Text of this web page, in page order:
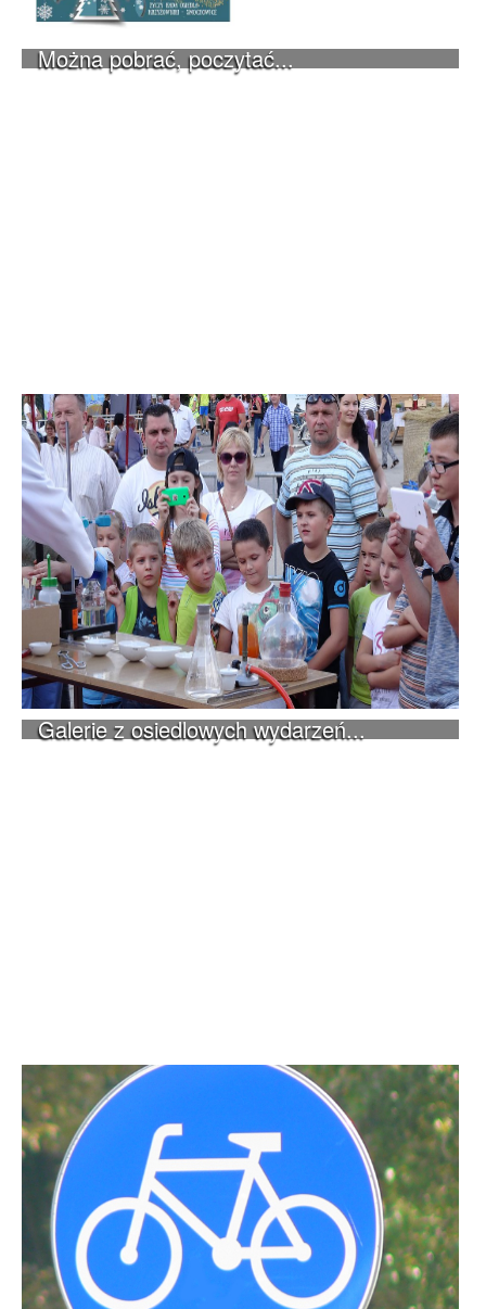
Można pobrać, poczytać...
Galerie z osiedlowych wydarzeń...